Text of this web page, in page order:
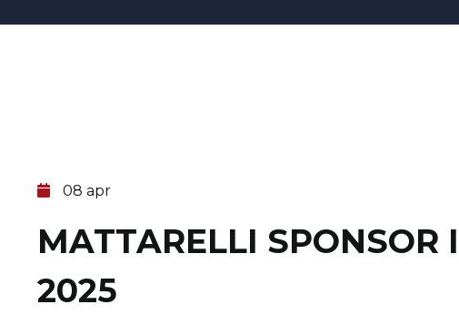
08 apr
MATTARELLI SPONSOR
2025